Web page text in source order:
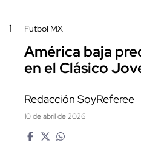
1 Futbol MX
América baja
en el Clásico
Redacción SoyReferee
10 de abril de 2026